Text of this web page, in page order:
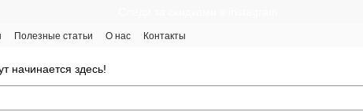
Полезные статьи О нас Контакты
начинается здесь!